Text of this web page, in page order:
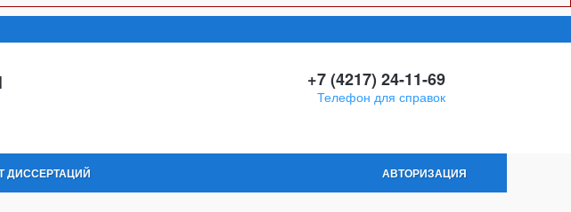
+7 (4217) 24-11-69
Телефон для справок
ДИССЕРТАЦИЙ АВТОРИЗАЦИЯ